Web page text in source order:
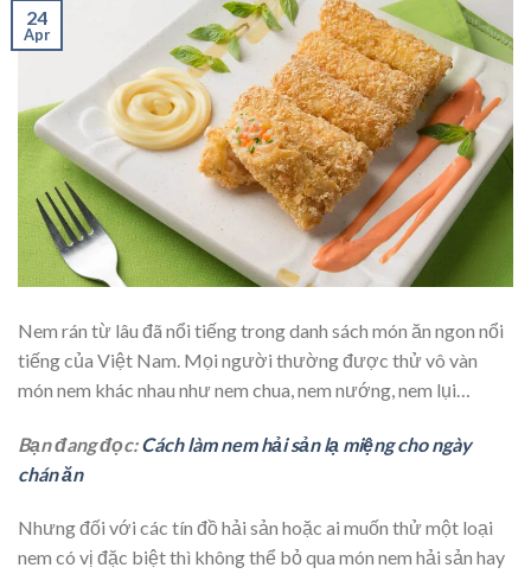
24
Apr
Nem rán từ lâu đã nổi tiếng trong danh sách món ăn ngon nổi
tiếng của Việt Nam. Mọi người thường được thử vô vàn
món nem khác nhau như nem chua, nem nướng, nem lụi…
Bạn đang đọc:Cách làm nem hải sản lạ miệng cho ngày
chán ăn
Nhưng đối với các tín đồ hải sản hoặc ai muốn thử một loại
nem có vị đặc biệt thì không thể bỏ qua món nem hải sản hay